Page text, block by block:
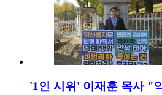
'1인 시위' 이재훈 목사 "